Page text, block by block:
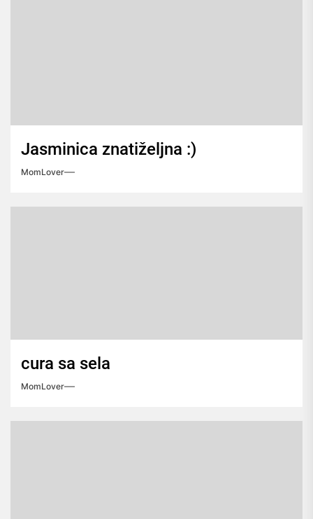
Jasminica znatiželjna :)
MomLover
cura sa sela
MomLover